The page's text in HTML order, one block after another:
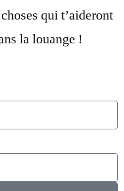
qui t’aideront
la louange !